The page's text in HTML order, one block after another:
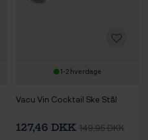
1-2 hverdage
Vacu Vin Cocktail Ske Stål
127,46 DKK 149,95 DKK